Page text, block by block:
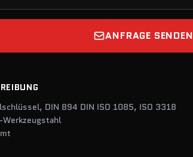
ANFRAGE SENDEN
DIN 894 DIN ISO 1085, ISO 3318
Werkzeugstahl